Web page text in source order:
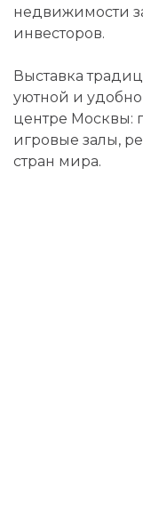
недвижимости
инвесторов.
Выставка
уютной и
центре Москвы:
игровые залы,
стран мира.